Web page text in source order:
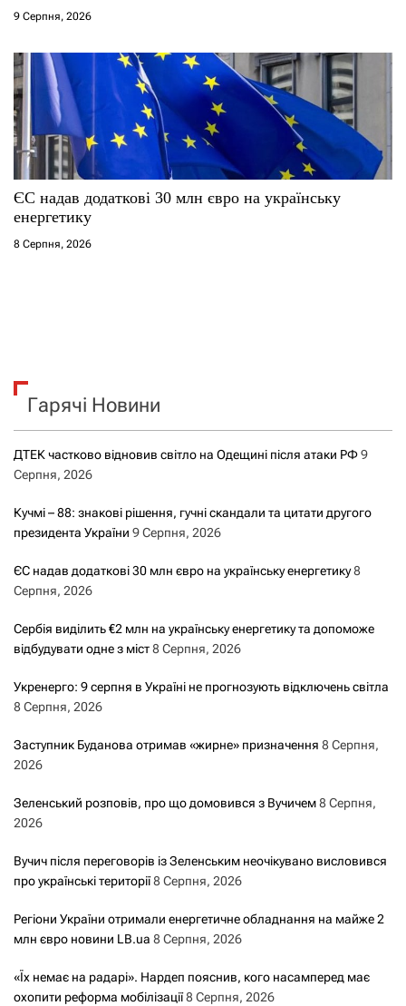
9 Серпня, 2026
ЄС надав додаткові 30 млн євро на українську
енергетику
8 Серпня, 2026
Гарячі Новини
ДТЕК частково відновив світло на Одещині після атаки РФ9
Серпня, 2026
Кучмі – 88: знакові рішення, гучні скандали та цитати другого
президента України 9 Серпня, 2026
ЄС надав додаткові 30 млн євро на українську енергетику8
Серпня, 2026
Сербія виділить €2 млн на українську енергетику та допоможе
відбудувати одне з міст8 Серпня, 2026
Укренерго: 9 серпня в Україні не прогнозують відключень світла
8 Серпня, 2026
Заступник Буданова отримав «жирне» призначення 8 Серпня,
2026
Зеленський розповів, про що домовився з Вучичем8 Серпня,
2026
Вучич після переговорів із Зеленським неочікувано висловився
про українські території8 Серпня, 2026
Регіони України отримали енергетичне обладнання на майже 2
млн євро новини LB.ua 8 Серпня, 2026
«Їх немає на радарі». Нардеп пояснив, кого насамперед має
охопити реформа мобілізації8 Серпня, 2026